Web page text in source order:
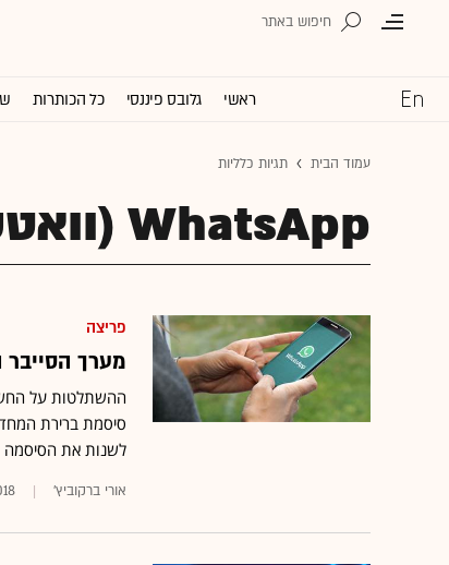
ראשי גלובס פיננסי כל הכותרות
עמוד הבית תגיות כלליות
WhatsApp (וואטסאפ)
פריצה
מערך
ההשתלטות על
לשנות את הסיסמה
אורי ברקוביץ'